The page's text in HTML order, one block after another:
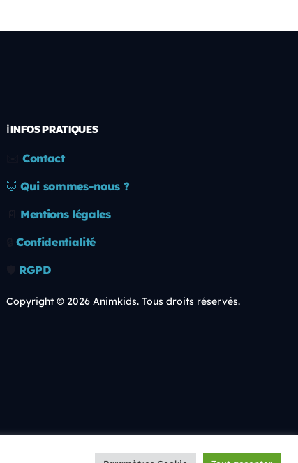
ℹ️ INFOS PRATIQUES
Contact
🦊 Qui sommes-nous ?
Mentions légales
Confidentialité
RGPD
Copyright © 2026 Animkids. Tous droits réservés.